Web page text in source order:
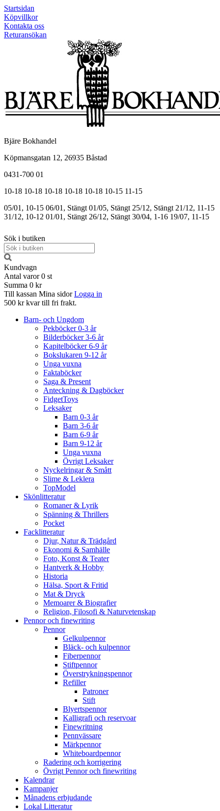
Startsidan
Köpvillkor
Kontakta oss
Returansökan
Bjäre Bokhandel
Köpmansgatan 12, 26935 Båstad
0431-700 01
10-18 10-18 10-18 10-18 10-18 10-15 11-15
05/01, 10-15 06/01, Stängt 01/05, Stängt 25/12, Stängt 21/12, 11-15
31/12, 10-12 01/01, Stängt 26/12, Stängt 30/04, 1-16 19/07, 11-15
Sök i butiken
Kundvagn
Antal varor 0 st
Summa 0 kr
Till kassan Mina sidor Logga in
500 kr kvar till fri frakt.
Barn- och Ungdom
Pekböcker 0-3 år
Bilderböcker 3-6 år
Kapitelböcker 6-9 år
Bokslukaren 9-12 år
Unga vuxna
Faktaböcker
Saga & Present
Anteckning & Dagböcker
FidgetToys
Leksaker
Barn 0-3 år
Barn 3-6 år
Barn 6-9 år
Barn 9-12 år
Unga vuxna
Övrigt Leksaker
Nyckelringar & Smått
Slime & Leklera
TopModel
Skönlitteratur
Romaner & Lyrik
Spänning & Thrillers
Pocket
Facklitteratur
Djur, Natur & Trädgård
Ekonomi & Samhälle
Foto, Konst & Teater
Hantverk & Hobby
Historia
Hälsa, Sport & Fritid
Mat & Dryck
Memoarer & Biografier
Religion, Filosofi & Naturvetenskap
Pennor och finewriting
Pennor
Gelkulpennor
Bläck- och kulpennor
Fiberpennor
Stiftpennor
Överstrykningspennor
Refiller
Patroner
Stift
Blyertspennor
Kalligrafi och reservoar
Finewritning
Pennvässare
Märkpennor
Whiteboardpennor
Radering och korrigering
Övrigt Pennor och finewriting
Kalendrar
Kampanjer
Månadens erbjudande
Lokal Litteratur